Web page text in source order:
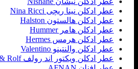
عطر ادکلن نینا ریچی Nina Ricci
عطر ادکلن هالستون Halston
عطر ادکلن هامر Hummer
عطر ادکلن هرمس Hermes
عطر ادکلن والنتینو Valentino
عطر ادکلن ویکتور اند رولف Viktor & Rolf